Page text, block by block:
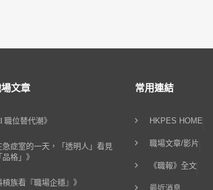
文章
職位替代潮》
急症室的一天，「透明人」看見
格」》
槓族看『職場企穩』》
常用連結
HKPES HOME
職場文章/影片
《職報》全文
最近消息